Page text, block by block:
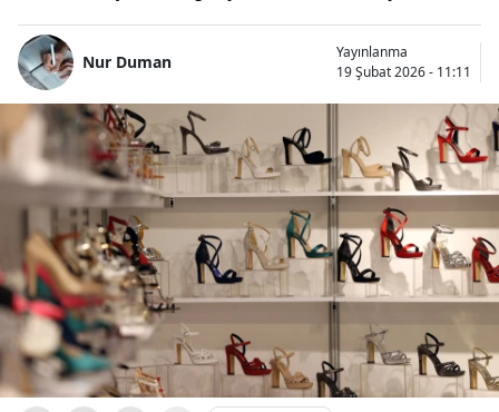
Nur Duman
Yayınlanma
19 Şubat 2026 - 11:11